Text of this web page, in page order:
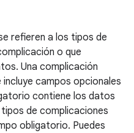
refieren a los tipos de
o que
Una complicación
campos opcionales
contiene los datos
de complicaciones
obligatorio. Puedes